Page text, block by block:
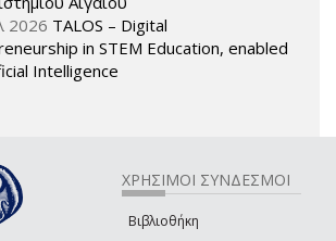
2026 TALOS – Digital
in STEM Education, enabled
Intelligence
ΧΡΗΣΙΜΟΙ ΣΥΝΔΕΣΜΟΙ
Βιβλιοθήκη